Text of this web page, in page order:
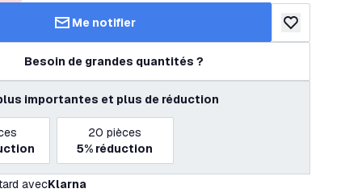
Me notifier ajouter à la
Besoin de grandes quantités ?
importantes et plus de réduction
20 pièces
5% réduction
avecKlarna